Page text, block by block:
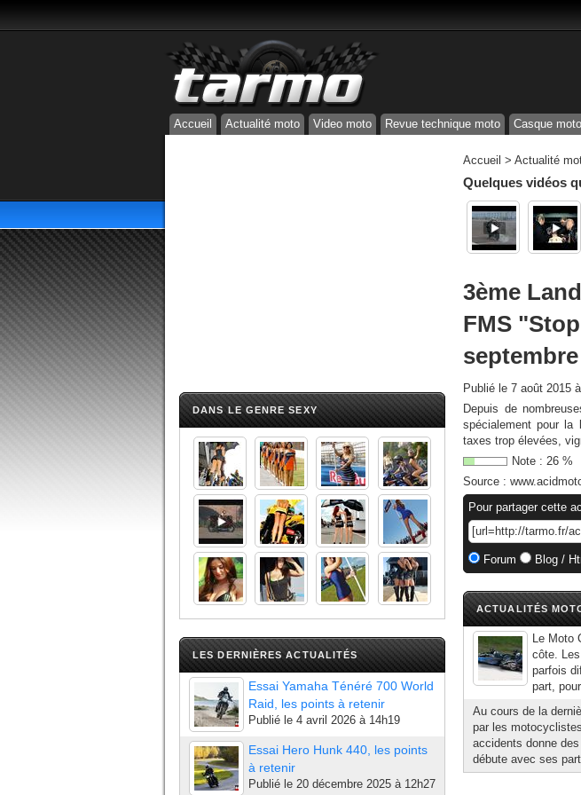
Accueil Actualité moto Video moto Revue technique moto Casque moto
DANS LE GENRE SEXY
LES DERNIÈRES ACTUALITÉS
Essai Yamaha Ténéré 700 World
Raid, les points à retenir
Publié le 4 avril 2026 à 14h19
Essai Hero Hunk 440, les points
à retenir
Publié le 20 décembre 2025 à 12h27
Accueil > Actualité
Quelques vidéos
3ème
FMS
septembre
Publié le 7 août 2015
Depuis de
spécialement pour la
taxes trop élevées,
Note : 26 %
Source :
Pour partager cette
Forum Blog /
ACTUALITÉS
Le Moto
côte.
parfois
part,
Au cours de la
par les
accidents donne
débute avec ses